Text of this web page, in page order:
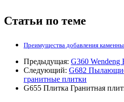
Статьи по теме
Преимущества добавления
Предыдущая: G360 Wendeng
Следующий: G682
гранитные плитки
G655 Плитка Гранитная